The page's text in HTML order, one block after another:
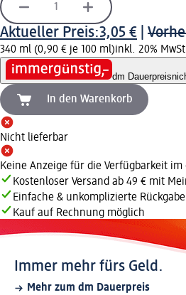
Aktueller Preis:3,05 €
340 ml (0,90 € je 100 ml)inkl. 20%
dm Dauerpreis
In den Warenkorb
Nicht lieferbar
Keine Anzeige für die Verfügbarkeit
Kostenloser Versand ab 49 € mit
Einfache & unkomplizierte Rückgabe
Kauf auf Rechnung möglich
Immer mehr fürs Geld.
Mehr zum dm Dauerpreis